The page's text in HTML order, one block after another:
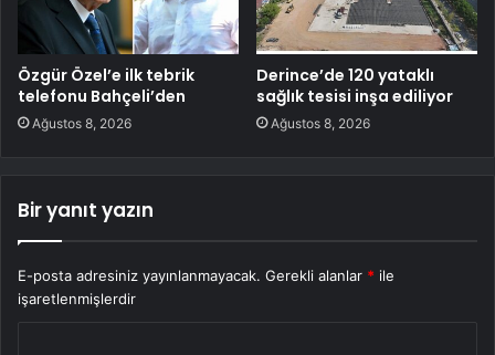
Özgür Özel’e ilk tebrik
telefonu Bahçeli’den
Ağustos 8, 2026
Derince’de 120 yataklı
sağlık tesisi inşa ediliyor
Ağustos 8, 2026
Bir yanıt yazın
E-posta adresiniz yayınlanmayacak. Gerekli alanlar * ile
işaretlenmişlerdir